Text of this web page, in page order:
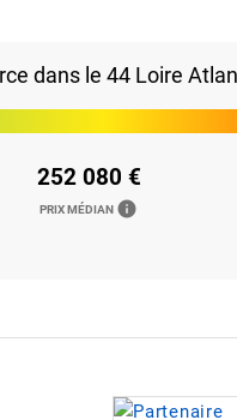
dans le 44 Loire
252 080 €
PRIX MÉDIAN info